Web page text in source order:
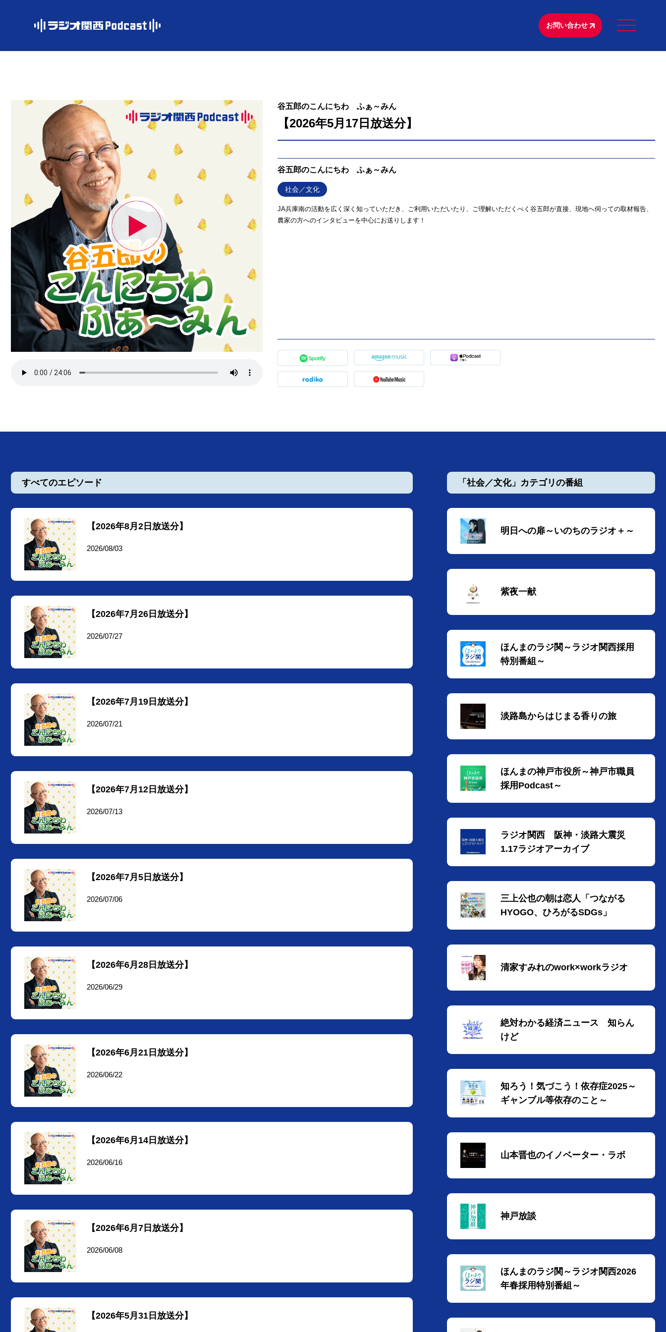
お問い合わせ
谷五郎のこんにちわ ふぁ～みん
【2026年5月17日放送分】
谷五郎のこんにちわ ふぁ～みん
社会／文化
JA兵庫南の活動を広く深く知っていただき、ご利用いただいたり、ご理解いただくべく谷五郎が直接、現地へ伺っての取材報告、
農家の方へのインタビューを中心にお送りします！
すべてのエピソード
【2026年8月2日放送分】
2026/08/03
【2026年7月26日放送分】
2026/07/27
【2026年7月19日放送分】
2026/07/21
【2026年7月12日放送分】
2026/07/13
【2026年7月5日放送分】
2026/07/06
【2026年6月28日放送分】
2026/06/29
【2026年6月21日放送分】
2026/06/22
【2026年6月14日放送分】
2026/06/16
【2026年6月7日放送分】
2026/06/08
【2026年5月31日放送分】
「社会／文化」カテゴリの番組
明日への扉～いのちのラジオ＋～
紫夜一献
ほんまのラジ関～ラジオ関西採用
特別番組～
淡路島からはじまる香りの旅
ほんまの神戸市役所～神戸市職員
採用Podcast～
ラジオ関西 阪神・淡路大震災
1.17ラジオアーカイブ
三上公也の朝は恋人「つながる
HYOGO、ひろがるSDGs」
清家すみれのwork×workラジオ
絶対わかる経済ニュース 知らん
けど
知ろう！気づこう！依存症2025～
ギャンブル等依存のこと～
山本晋也のイノベーター・ラボ
神戸放談
ほんまのラジ関～ラジオ関西2026
年春採用特別番組～